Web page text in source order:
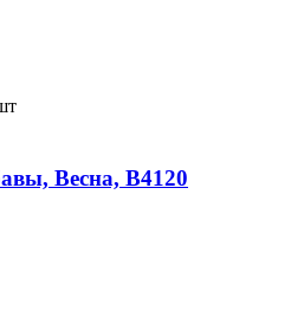
Весна, В4120